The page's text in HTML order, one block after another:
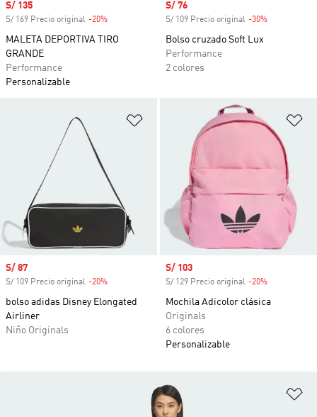
Precio de venta
S/ 135
S/ 169 Precio original -20%
MALETA DEPORTIVA TIRO
GRANDE
Performance
Personalizable
Precio de venta
S/ 76
S/ 109 Precio original -30%
Bolso cruzado Soft Lux
Performance
2 colores
Añadir a la lista de deseos
Precio de venta
S/ 87
S/ 109 Precio original -20%
bolso adidas Disney Elongated
Airliner
Niño Originals
Precio de venta
S/ 103
S/ 129 Precio original -20%
Mochila Adicolor clásica
Originals
6 colores
Personalizable